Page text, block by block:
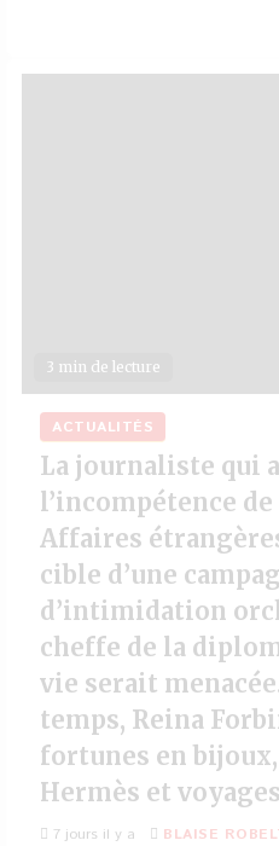
3 min de lecture
ACTUALITÉS
La journaliste qui
l’incompétence
Affaires
cible d’une
d’intimidation
cheffe de la
vie serait
temps, Reina
fortunes en
Hermès et
7 jours il y a BLAISE